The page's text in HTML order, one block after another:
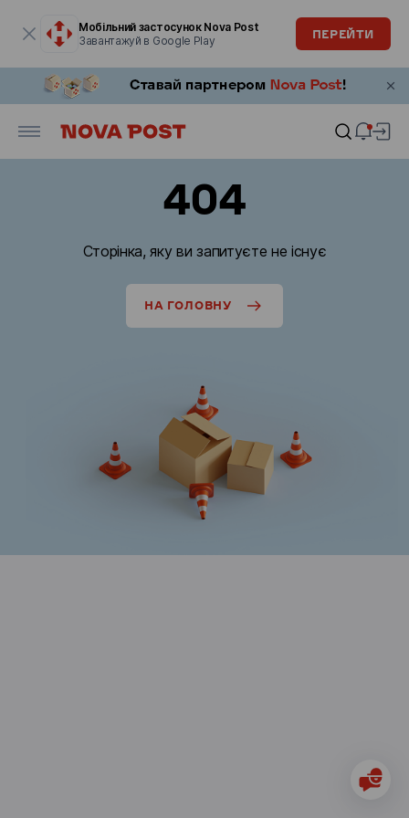
Мобільний застосунок Nova Post
Завантажуй в Google Play
ПЕРЕЙТИ
404
Сторінка, яку ви запитуєте не існує
НА ГОЛОВНУ